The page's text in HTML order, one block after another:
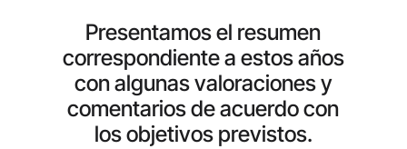
Presentamos el resumen
correspondiente a estos años
con algunas valoraciones y
comentarios de acuerdo con
los objetivos previstos.